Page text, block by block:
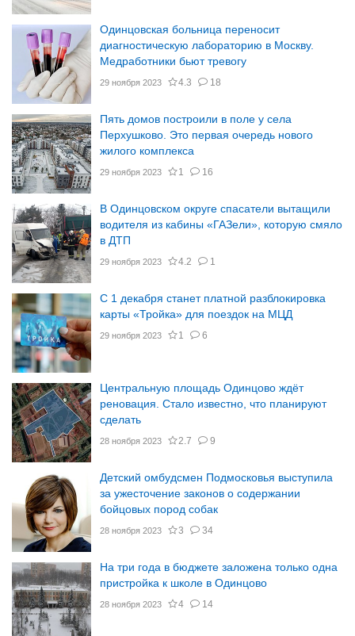
Одинцовская больница переносит
диагностическую лабораторию в Москву.
Медработники бьют тревогу
29 ноября 2023 4.3 18
Пять домов построили в поле у села
Перхушково. Это первая очередь нового
жилого комплекса
29 ноября 2023 1 16
В Одинцовском округе спасатели вытащили
водителя из кабины «ГАЗели», которую смяло
в ДТП
29 ноября 2023 4.2 1
С 1 декабря станет платной разблокировка
карты «Тройка» для поездок на МЦД
29 ноября 2023 1 6
Центральную площадь Одинцово ждёт
реновация. Стало известно, что планируют
сделать
28 ноября 2023 2.7 9
Детский омбудсмен Подмосковья выступила
за ужесточение законов о содержании
бойцовых пород собак
28 ноября 2023 3 34
На три года в бюджете заложена только одна
пристройка к школе в Одинцово
28 ноября 2023 4 14